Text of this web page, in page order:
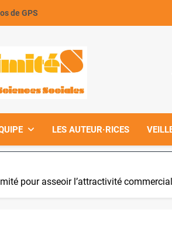
de GPS
LES AUTEUR·RICES
pour asseoir l’attractivité